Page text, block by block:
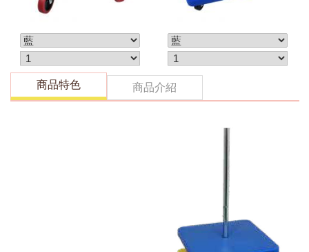
商品特色 商品介紹